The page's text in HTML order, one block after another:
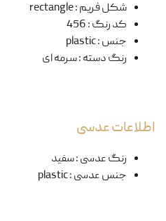
شکل فریم:
rectangle
کد رنگ:
456
جنس:
plastic
رنگ دسته:سرمه ای
اطلاعات عدسی
رنگ عدسی:سفید
جنس عدسی:
plastic